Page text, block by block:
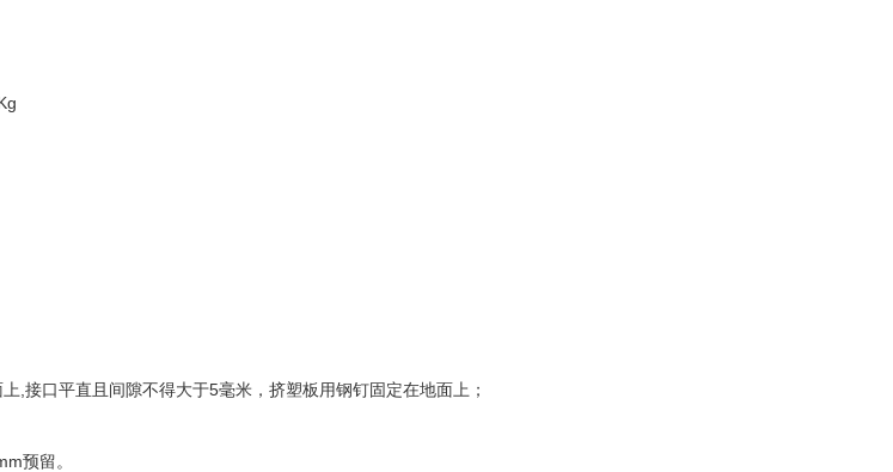
口平直且间隙不得大于5毫米，挤塑板用钢钉固定在地面上；
预留。